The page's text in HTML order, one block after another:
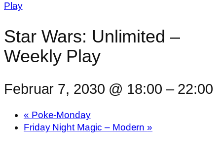
Play
Star Wars: Unlimited –
Weekly Play
Februar 7, 2030 @ 18:00 – 22:00
« Poke-Monday
Friday Night Magic – Modern»